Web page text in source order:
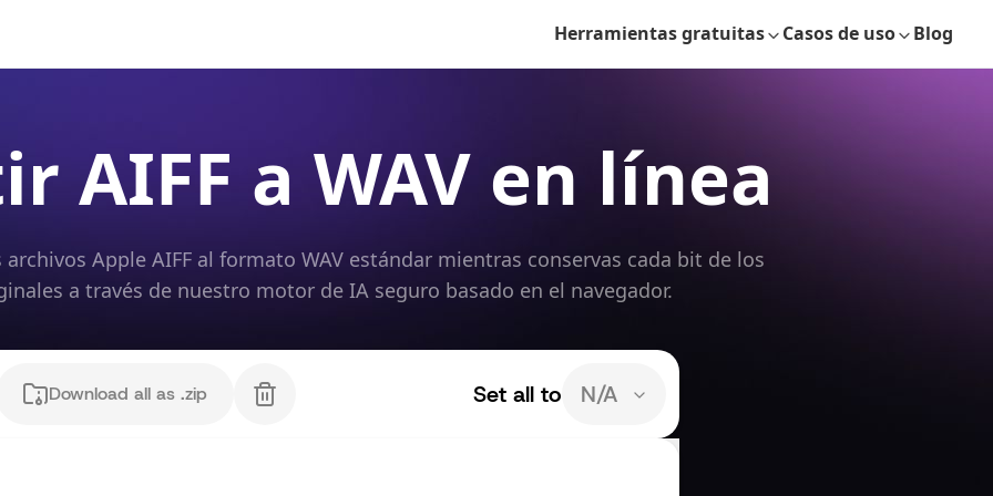
Herramientas gratuitas Casos de uso Blog
AIFF a WAV en línea
Apple AIFF al formato WAV estándar mientras conservas cada bit de los
a través de nuestro motor de IA seguro basado en el navegador.